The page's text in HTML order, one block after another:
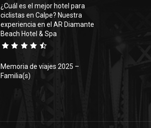
¿Cuál es el mejor hotel para
ciclistas en Calpe? Nuestra
experiencia en el AR Diamante
Beach Hotel & Spa
Memoria de viajes 2025 –
Familia(s)